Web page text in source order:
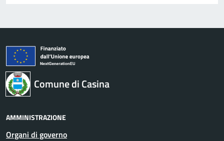
Comune di Casina
AMMINISTRAZIONE
Organi di governo